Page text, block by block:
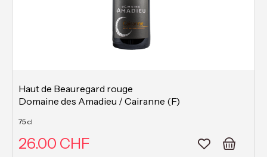
Haut de Beauregard rouge
Domaine des Amadieu / Cairanne (F)
75 cl
26.00 CHF